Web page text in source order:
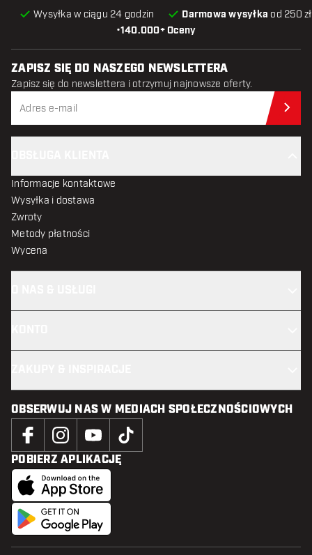
•140.000+ Oceny
Wysyłka w ciągu 24 godzin Darmowa wysyłka od 250
ZAPISZ SIĘ DO NASZEGO NEWSLETTERA
Zapisz się do newslettera i otrzymuj najnowsze oferty.
Informacje kontaktowe
Wysyłka i dostawa
Zwroty
Metody płatności
Wycena
OBSERWUJ NAS W MEDIACH SPOŁECZNOŚCIOWYCH
POBIERZ APLIKACJĘ